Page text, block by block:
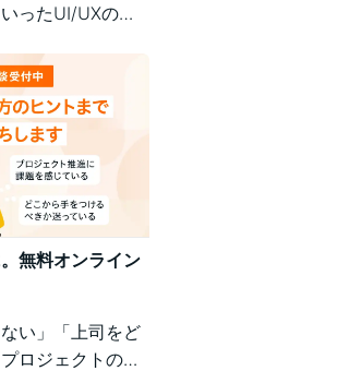
ったUI/UXの悩
！組織内の意識
実践型セミナー
無料オンライン
い」「上司をど
ロジェクトの進